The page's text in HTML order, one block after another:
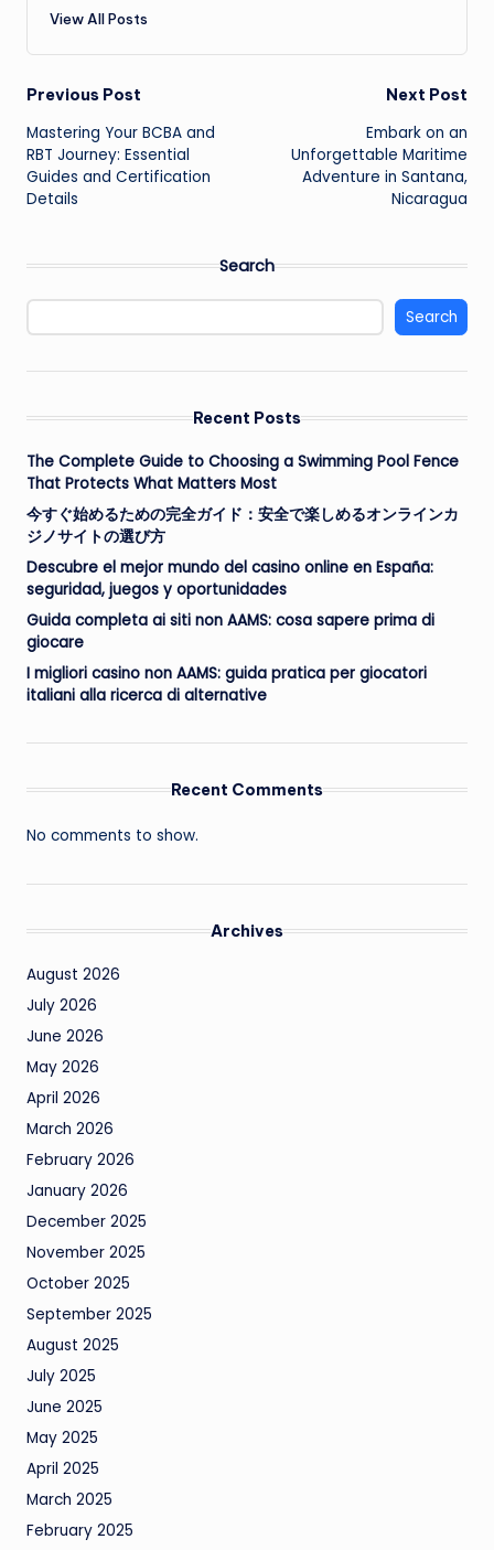
View All Posts
Post
navigation
Previous Post
Mastering Your BCBA and
RBT Journey: Essential
Guides and Certification
Details
Next Post
Embark on an
Unforgettable Maritime
Adventure in Santana,
Nicaragua
Search
Search
Recent Posts
The Complete Guide to Choosing a Swimming Pool Fence
That Protects What Matters Most
今すぐ始めるための完全ガイド：安全で楽しめるオンラインカ
ジノサイトの選び方
Descubre el mejor mundo del casino online en España:
seguridad, juegos y oportunidades
Guida completa ai siti non AAMS: cosa sapere prima di
giocare
I migliori casino non AAMS: guida pratica per giocatori
italiani alla ricerca di alternative
Recent Comments
No comments to show.
Archives
August 2026
July 2026
June 2026
May 2026
April 2026
March 2026
February 2026
January 2026
December 2025
November 2025
October 2025
September 2025
August 2025
July 2025
June 2025
May 2025
April 2025
March 2025
February 2025